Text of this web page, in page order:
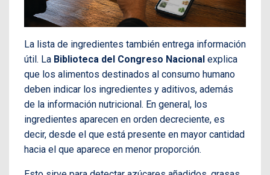
La lista de ingredientes también entrega información
útil. La Biblioteca del Congreso Nacional explica
que los alimentos destinados al consumo humano
deben indicar los ingredientes y aditivos, además
de la información nutricional. En general, los
ingredientes aparecen en orden decreciente, es
decir, desde el que está presente en mayor cantidad
hacia el que aparece en menor proporción.